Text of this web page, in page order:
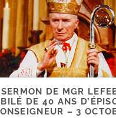
SERMON DE MGR
DE 40 ANS
– 3